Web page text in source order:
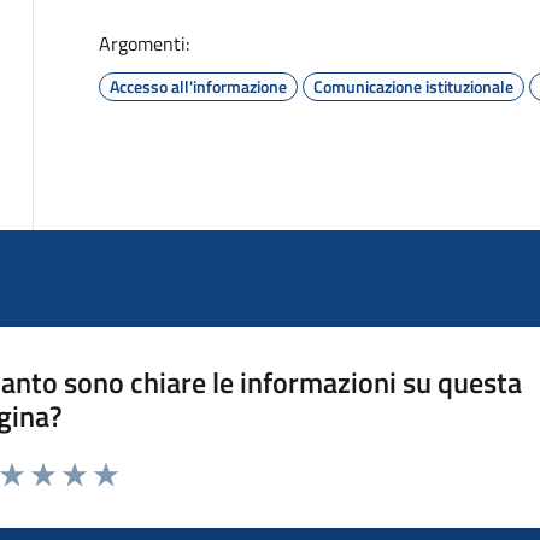
Argomenti:
Accesso all'informazione Comunicazione istituzionale
sono chiare le informazioni su questa
da 1 a 5 stelle la pagina